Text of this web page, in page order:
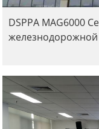
DSPPA MAG6000